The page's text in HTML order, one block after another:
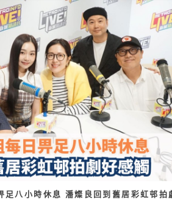
足八小時休息 潘燦良回到舊居彩虹邨拍